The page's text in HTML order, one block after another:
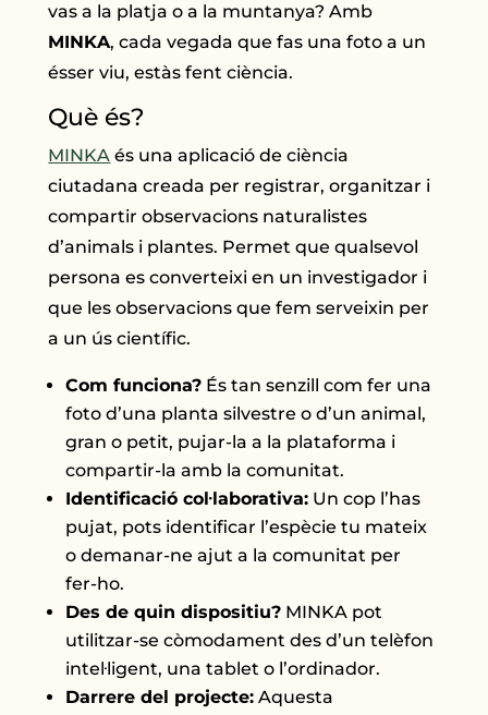
vas a la platja o a la muntanya? Amb
MINKA, cada vegada que fas una foto a un
ésser viu, estàs fent ciència.
Què és?
MINKA és una aplicació de ciència
ciutadana creada per registrar, organitzar i
compartir observacions naturalistes
d’animals i plantes. Permet que qualsevol
persona es converteixi en un investigador i
que les observacions que fem serveixin per
a un ús científic.
Com funciona? És tan senzill com fer una
foto d’una planta silvestre o d’un animal,
gran o petit, pujar-la a la plataforma i
compartir-la amb la comunitat.
Identificació col·laborativa: Un cop l’has
pujat, pots identificar l’espècie tu mateix
o demanar-ne ajut a la comunitat per
fer-ho.
Des de quin dispositiu? MINKA pot
utilitzar-se còmodament des d’un telèfon
intel·ligent, una tablet o l’ordinador.
Darrere del projecte: Aquesta